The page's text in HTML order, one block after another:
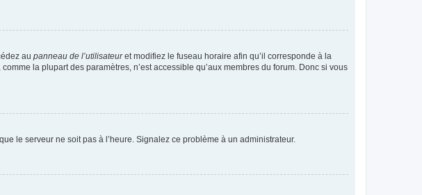
au panneau de l’utilisateuret modifiez le fuseau horaire afin qu’il corresponde à la
la plupart des paramètres, n’est accessible qu’aux membres du forum. Donc si vous
le serveur ne soit pas à l’heure. Signalez ce problème à un administrateur.